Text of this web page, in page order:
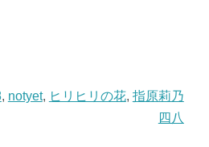
, notyet, ヒリヒリの花, 指原莉乃
四八